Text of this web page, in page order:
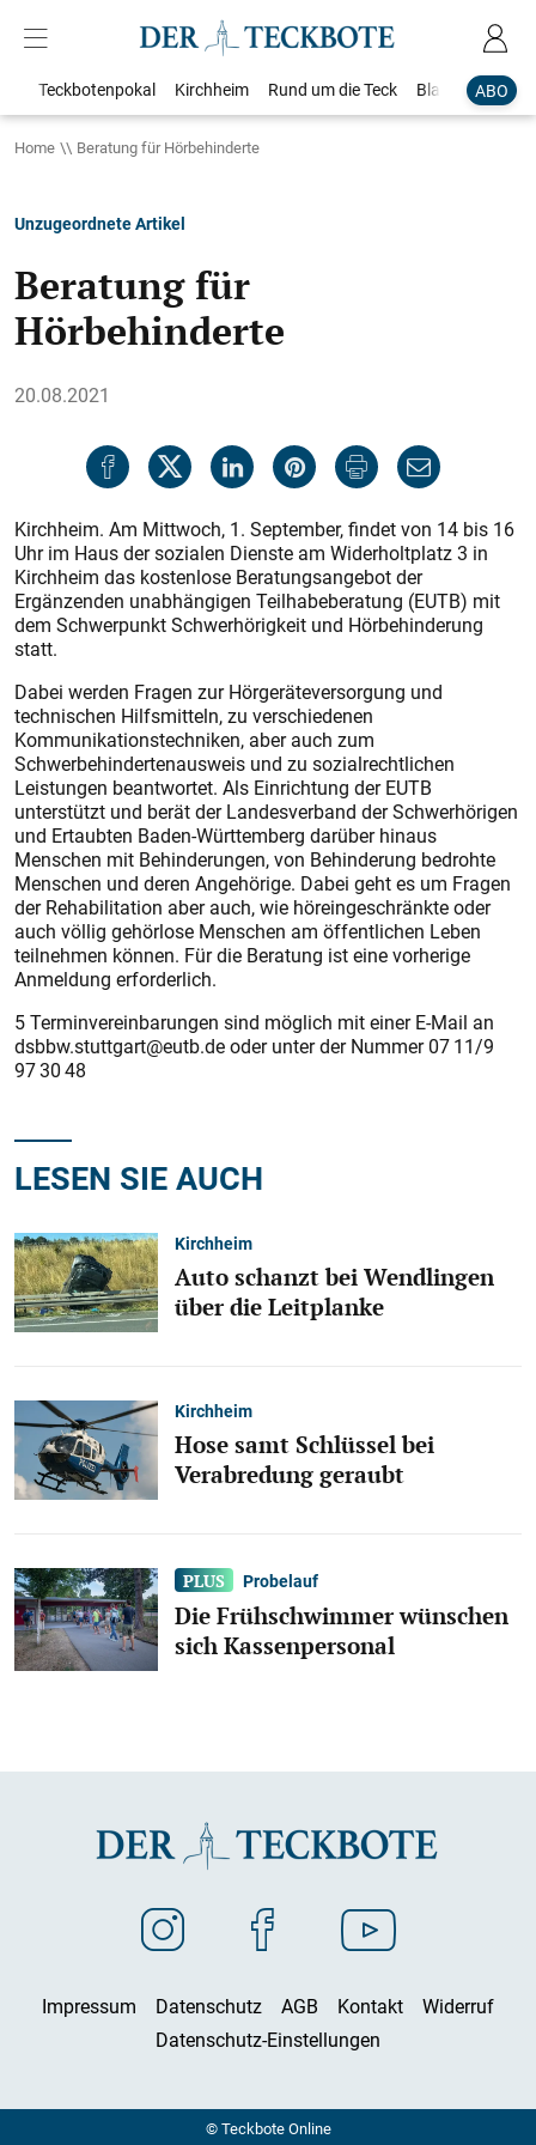
ABO
Teckbotenpokal Kirchheim Rund um die Teck Blaulicht
Home Beratung für Hörbehinderte
Unzugeordnete Artikel
Beratung für
Hörbehinderte
20.08.2021
Kirchheim. Am Mittwoch, 1. September, findet von 14 bis 16
Uhr im Haus der sozialen Dienste am Widerholtplatz 3 in
Kirchheim das kostenlose Beratungsangebot der
Ergänzenden unabhängigen Teilhabeberatung (EUTB) mit
dem Schwerpunkt Schwerhörigkeit und Hörbehinderung
statt.
Dabei werden Fragen zur Hörgeräteversorgung und
technischen Hilfsmitteln, zu verschiedenen
Kommunikationstechniken, aber auch zum
Schwerbehindertenausweis und zu sozialrechtlichen
Leistungen beantwortet. Als Einrichtung der EUTB
unterstützt und berät der Landesverband der Schwerhörigen
und Ertaubten Baden-Württemberg darüber hinaus
Menschen mit Behinderungen, von Behinderung bedrohte
Menschen und deren Angehörige. Dabei geht es um Fragen
der Rehabilitation aber auch, wie höreingeschränkte oder
auch völlig gehörlose Menschen am öffentlichen Leben
teilnehmen können. Für die Beratung ist eine vorherige
Anmeldung erforderlich.
5 Terminvereinbarungen sind möglich mit einer E-Mail an
dsbbw.stuttgart@eutb.de oder unter der Nummer 07 11/9
97 30 48
LESEN SIE AUCH
Kirchheim
Auto schanzt bei Wendlingen
über die Leitplanke
Kirchheim
Hose samt Schlüssel bei
Verabredung geraubt
Probelauf
Die Frühschwimmer wünschen
sich Kassenpersonal
Impressum Datenschutz AGB Kontakt
Widerruf
Datenschutz-Einstellungen
© Teckbote Online